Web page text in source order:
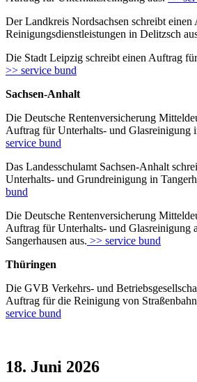
Der Landkreis Nordsachsen schreibt
Reinigungsdienstleistungen in Delitzsch
Die Stadt Leipzig schreibt einen Auftrag
>> service bund
Sachsen-Anhalt
Die Deutsche Rentenversicherung
Auftrag für Unterhalts- und Glasreinigung
service bund
Das Landesschulamt Sachsen-Anhalt
Unterhalts- und Grundreinigung in
bund
Die Deutsche Rentenversicherung
Auftrag für Unterhalts- und Glasreinigung
Sangerhausen aus. >> service bund
Thüringen
Die GVB Verkehrs- und
Auftrag für die Reinigung von
service bund
18. Juni 2026